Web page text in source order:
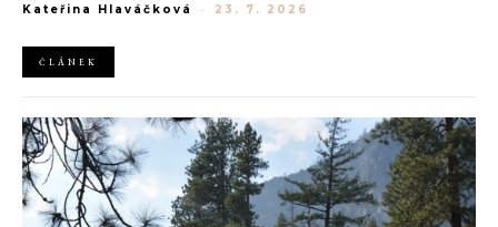
do módního domu dorazil. Umně mísí výrazy minulosti a dávných
Kateřina Hlaváčková - 23. 7. 2026
ČLÁNEK